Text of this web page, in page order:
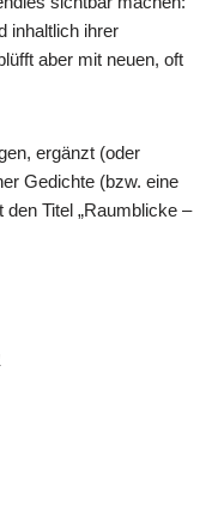
inhaltlich ihrer
aber mit neuen, oft
ergänzt (oder
Gedichte (bzw. eine
Titel „Raumblicke –